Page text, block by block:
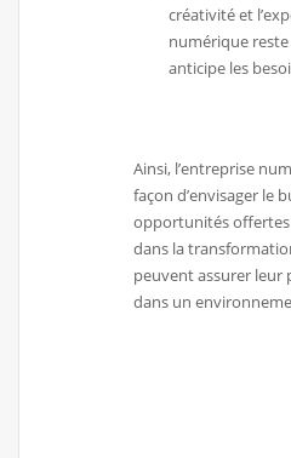
créativité et
numérique
anticipe les
Ainsi, l’entreprise
façon d’envisager le
opportunités offertes
dans la
peuvent assurer leur
dans un